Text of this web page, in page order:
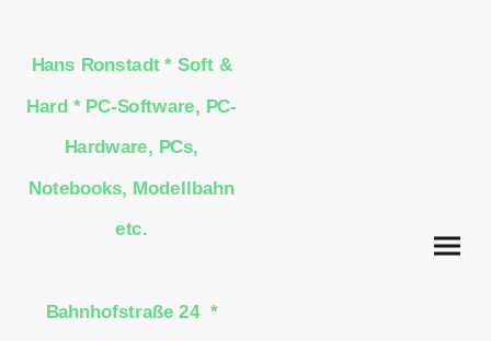
Hans Ronstadt * Soft &
Hard * PC-Software, PC-
Hardware, PCs,
Notebooks, Modellbahn
etc.
Bahnhofstraße 24 *